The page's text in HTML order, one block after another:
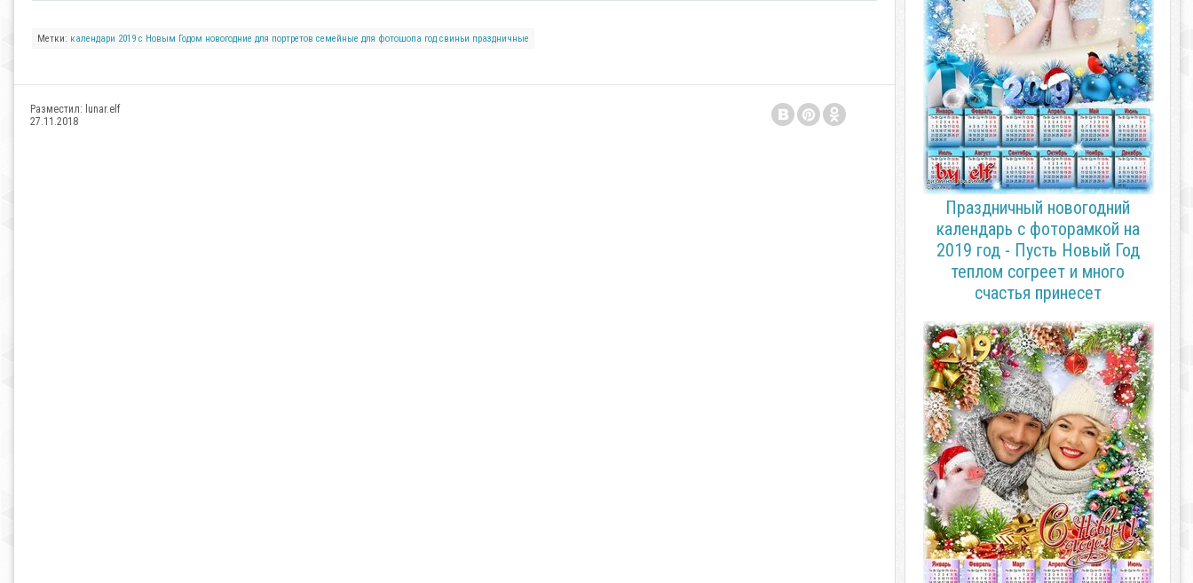
Метки: календари 2019 с Новым Годом новогодние для портретов семейные для фотошопа год свиньи праздничные
Разместил: lunar.elf
27.11.2018
Праздничный новогодний
календарь с фоторамкой на
2019 год - Пусть Новый Год
теплом согреет и много
счастья принесет